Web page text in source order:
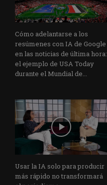
Cómo adelantarse a los
resúmenes con IA de Google
en las noticias de última hora:
el ejemplo de USA Today
durante el Mundial de...
Usar la IA solo para producir
más rápido no transformará